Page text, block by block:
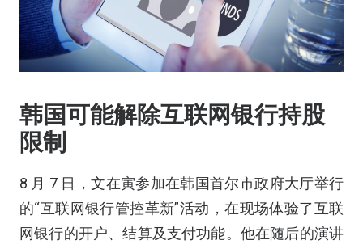
韩国可能解除互联网银行持股
限制
8 月 7 日，文在寅参加在韩国首尔市政府大厅举行
的“互联网银行管控革新”活动，在现场体验了互联
网银行的开户、结算及支付功能。他在随后的演讲